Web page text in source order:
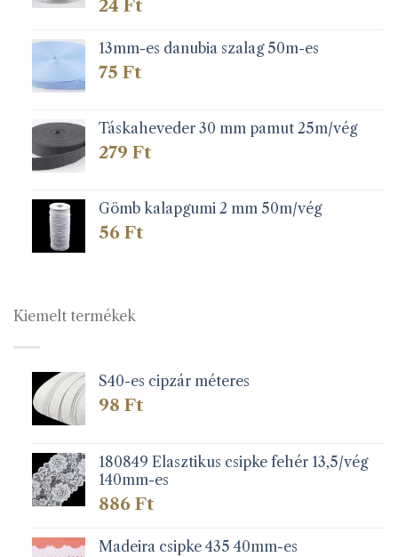
24 Ft
13mm-es danubia szalag 50m-es
75 Ft
Táskaheveder 30 mm pamut 25m/vég
279 Ft
Gömb kalapgumi 2 mm 50m/vég
56 Ft
Kiemelt termékek
S40-es cipzár méteres
98 Ft
180849 Elasztikus csipke fehér 13,5/vég
140mm-es
886 Ft
Madeira csipke 435 40mm-es